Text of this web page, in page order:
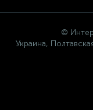
©
Украина,